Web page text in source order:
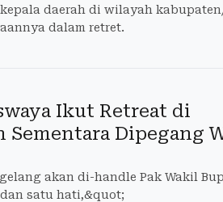
daerah di wilayah
dalam retret.
Ikut Retreat di
Sementara Dipegang
akan di-handle Pak Wakil
satu hati,&quot;